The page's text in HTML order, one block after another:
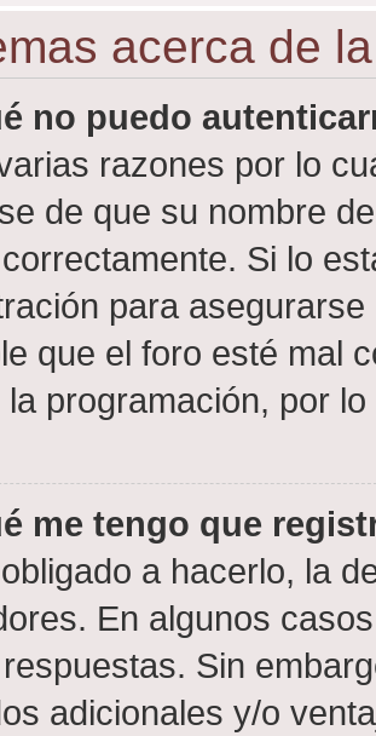
acerca de
no puedo
razones por lo
de que su nombre
Si lo
para
que el foro esté mal
la programación, por
me tengo que
a hacerlo, la
En algunos
Sin
adicionales y/o